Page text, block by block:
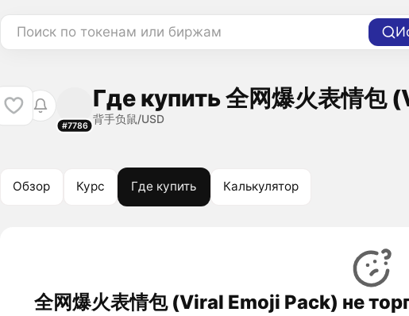
Поиск по токенам или биржам
#7786
Где купить 全网爆火表情包
背手负鼠/USD
Обзор Курс Где купить Калькулятор
全网爆火表情包 (Viral Emoji Pack) не